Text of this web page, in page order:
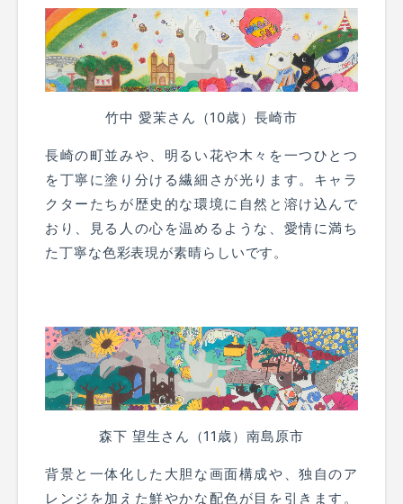
竹中 愛茉さん（10歳）長崎市
長崎の町並みや、明るい花や木々を一つひとつ
を丁寧に塗り分ける繊細さが光ります。キャラ
クターたちが歴史的な環境に自然と溶け込んで
おり、見る人の心を温めるような、愛情に満ち
た丁寧な色彩表現が素晴らしいです。
森下 望生さん（11歳）南島原市
背景と一体化した大胆な画面構成や、独自のア
レンジを加えた鮮やかな配色が目を引きます。